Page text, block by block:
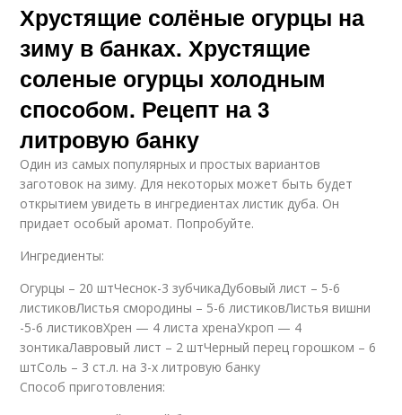
Хрустящие солёные огурцы на
зиму в банках. Хрустящие
соленые огурцы холодным
способом. Рецепт на 3
литровую банку
Один из самых популярных и простых вариантов
заготовок на зиму. Для некоторых может быть будет
открытием увидеть в ингредиентах листик дуба. Он
придает особый аромат. Попробуйте.
Ингредиенты:
Огурцы – 20 штЧеснок-3 зубчикаДубовый лист – 5-6
листиковЛистья смородины – 5-6 листиковЛистья вишни
-5-6 листиковХрен — 4 листа хренаУкроп — 4
зонтикаЛавровый лист – 2 штЧерный перец горошком – 6
штСоль – 3 ст.л. на 3-х литровую банку
Способ приготовления: